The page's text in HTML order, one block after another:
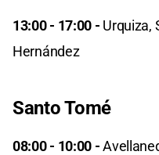
13:00 - 17:00 - Urquiza,
Hernández
Santo Tomé
08:00 - 10:00 -